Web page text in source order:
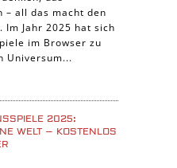
– all das macht den
Im Jahr 2025 hat sich
im Browser zu
Universum...
2025:
WELT – KOSTENLOS